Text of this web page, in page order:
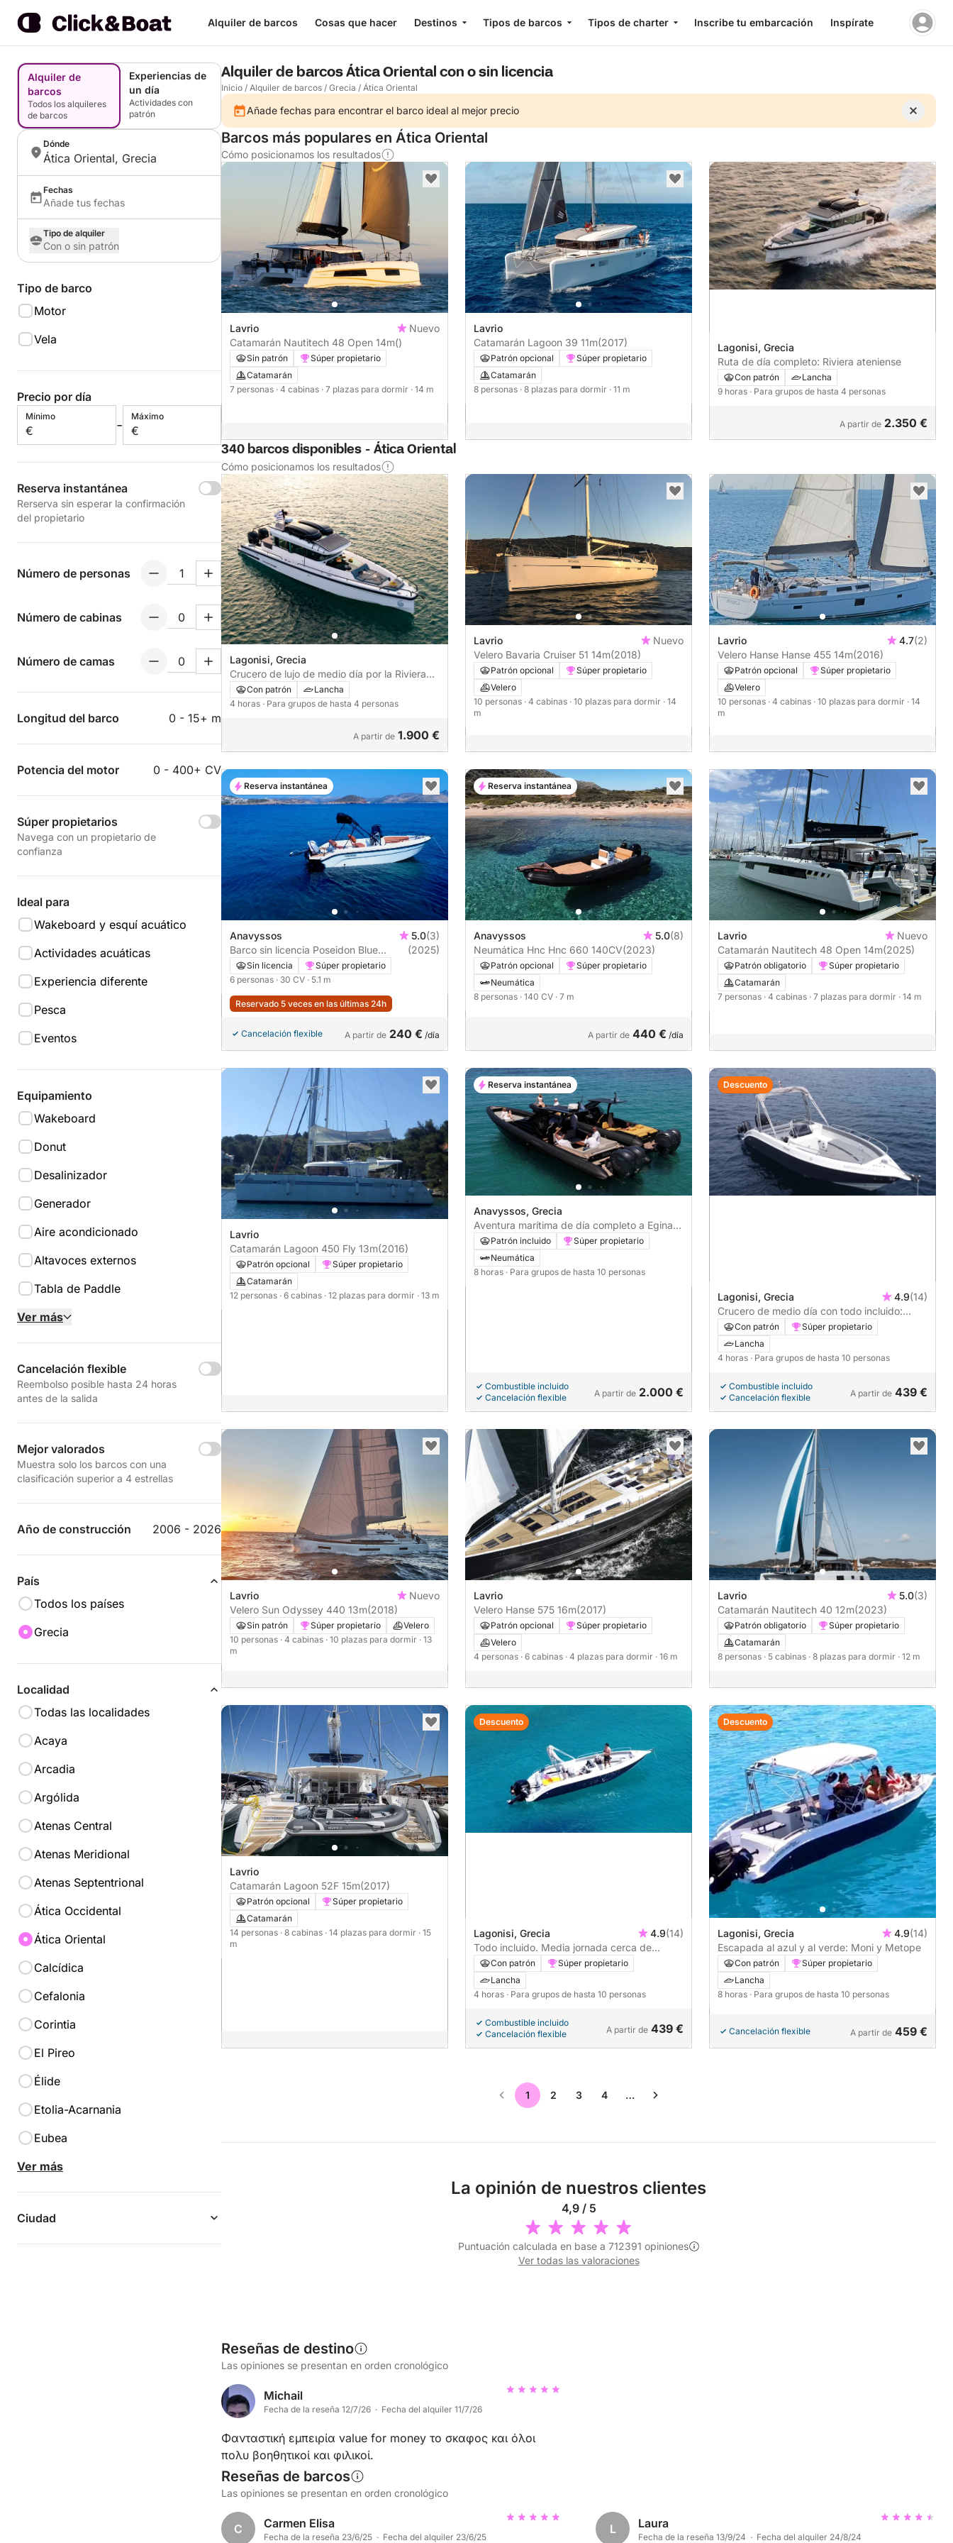
Alquiler de barcos Cosas que hacer Destinos Tipos de barcos Tipos de charter Inscribe tu embarcación Inspírate
Alquiler de
barcos
Todos los alquileres
de barcos
Experiencias de
un día
Actividades con
patrón
Dónde
Ática Oriental, Grecia
Fechas
Añade tus fechas
Tipo de alquiler
Con o sin patrón
Tipo de barco
Motor
Vela
Precio por día
Mínimo
€ -
Máximo
€
Reserva instantánea
Rerserva sin esperar la confirmación
del propietario
Número de personas
Número de cabinas
Número de camas
Longitud del barco 0 - 15+ m
Potencia del motor 0 - 400+ CV
Súper propietarios
Navega con un propietario de
confianza
Ideal para
Wakeboard y esquí acuático
Actividades acuáticas
Experiencia diferente
Pesca
Eventos
Equipamiento
Wakeboard
Donut
Desalinizador
Generador
Aire acondicionado
Altavoces externos
Tabla de Paddle
Ver más
Cancelación flexible
Reembolso posible hasta 24 horas
antes de la salida
Mejor valorados
Muestra solo los barcos con una
clasificación superior a 4 estrellas
Año de construcción 2006 - 2026
País
Todos los países
Grecia
Localidad
Todas las localidades
Acaya
Arcadia
Argólida
Atenas Central
Atenas Meridional
Atenas Septentrional
Ática Occidental
Ática Oriental
Calcídica
Cefalonia
Corintia
El Pireo
Élide
Etolia-Acarnania
Eubea
Ver más
Ciudad
Alquiler de barcos Ática Oriental con o sin licencia
Inicio / Alquiler de barcos / Grecia / Ática Oriental
Añade fechas para encontrar el barco ideal al mejor precio
Barcos más populares en Ática Oriental
Cómo posicionamos los resultados
Lavrio
Nuevo
Catamarán Nautitech 48 Open 14m()
Sin patrón
Súper propietario
Catamarán
7 personas · 4 cabinas · 7 plazas para dormir · 14 m
Lavrio
Catamarán Lagoon 39 11m(2017)
Patrón opcional
Súper propietario
Catamarán
8 personas · 8 plazas para dormir · 11 m
Lagonisi, Grecia
Ruta de día completo: Riviera ateniense
Con patrón
Lancha
9 horas · Para grupos de hasta 4 personas
A partir de 2.350 €
340 barcos disponibles - Ática Oriental
Cómo posicionamos los resultados
Lagonisi, Grecia
Crucero de lujo de medio día por la Riviera
ateniense
Con patrón
Lancha
4 horas · Para grupos de hasta 4 personas
A partir de 1.900 €
Lavrio
Nuevo
Velero Bavaria Cruiser 51 14m(2018)
Patrón opcional
Súper propietario
Velero
10 personas · 4 cabinas · 10 plazas para dormir · 14
m
Lavrio 4.7(2)
Velero Hanse Hanse 455 14m(2016)
Patrón opcional
Súper propietario
Velero
10 personas · 4 cabinas · 10 plazas para dormir · 14
m
Anavyssos 5.0(3)
Barco sin licencia Poseidon Blue
Water 170 30CV
(2025)
Sin licencia
Súper propietario
6 personas · 30 CV · 5.1 m
Reservado 5 veces en las últimas 24h
Cancelación flexible A partir de 240 € /día
Reserva instantánea
Anavyssos 5.0(8)
Neumática Hnc Hnc 660 140CV(2023)
Patrón opcional
Súper propietario
Neumática
8 personas · 140 CV · 7 m
A partir de 440 € /día
Reserva instantánea
Lavrio
Nuevo
Catamarán Nautitech 48 Open 14m(2025)
Patrón obligatorio
Súper propietario
Catamarán
7 personas · 4 cabinas · 7 plazas para dormir · 14 m
Lavrio
Catamarán Lagoon 450 Fly 13m(2016)
Patrón opcional
Súper propietario
Catamarán
12 personas · 6 cabinas · 12 plazas para dormir · 13 m
Anavyssos, Grecia
Aventura marítima de día completo a Egina
con almuerzo a bordo
Patrón incluido
Súper propietario
Neumática
8 horas · Para grupos de hasta 10 personas
Combustible incluido
Cancelación flexible
A partir de 2.000 €
Reserva instantánea
Lagonisi, Grecia 4.9(14)
Crucero de medio día con todo incluido:
Baño en la isla y puesta de sol.
Con patrón
Súper propietario
Lancha
4 horas · Para grupos de hasta 10 personas
Combustible incluido
Cancelación flexible
A partir de 439 €
Descuento
Lavrio
Nuevo
Velero Sun Odyssey 440 13m(2018)
Sin patrón Súper propietario
Velero
10 personas · 4 cabinas · 10 plazas para dormir · 13
m
Lavrio
Velero Hanse 575 16m(2017)
Patrón opcional
Súper propietario
Velero
4 personas · 6 cabinas · 4 plazas para dormir · 16 m
Lavrio 5.0(3)
Catamarán Nautitech 40 12m(2023)
Patrón obligatorio
Súper propietario
Catamarán
8 personas · 5 cabinas · 8 plazas para dormir · 12 m
Lavrio
Catamarán Lagoon 52F 15m(2017)
Patrón opcional
Súper propietario
Catamarán
14 personas · 8 cabinas · 14 plazas para dormir · 15
m
Lagonisi, Grecia 4.9(14)
Todo incluido. Media jornada cerca de
Atenas.
Con patrón
Súper propietario
Lancha
4 horas · Para grupos de hasta 10 personas
Combustible incluido
Cancelación flexible
A partir de 439 €
Descuento
Lagonisi, Grecia 4.9(14)
Escapada al azul y al verde: Moni y Metope
Con patrón
Súper propietario
Lancha
8 horas · Para grupos de hasta 10 personas
Cancelación flexible A partir de 459 €
Descuento
1 2 3 4 …
La opinión de nuestros clientes
4,9 / 5
Puntuación calculada en base a 712391 opiniones
Ver todas las valoraciones
Reseñas de destino
Las opiniones se presentan en orden cronológico
Michail
Fecha de la reseña 12/7/26 · Fecha del alquiler 11/7/26
Φανταστική εμπειρία value for money το σκαφος και όλοι
πολυ βοηθητικοί και φιλικοί.
Reseñas de barcos
Las opiniones se presentan en orden cronológico
C Carmen Elisa
Fecha de la reseña 23/6/25 · Fecha del alquiler 23/6/25
L Laura
Fecha de la reseña 13/9/24 · Fecha del alquiler 24/8/24